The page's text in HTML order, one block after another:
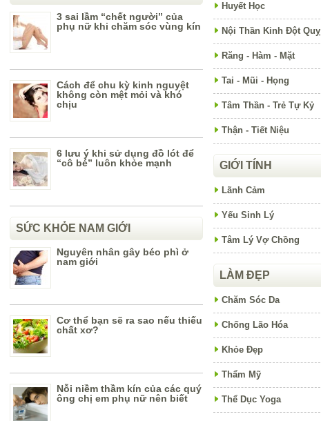
3 sai lầm “chết người” của
phụ nữ khi chăm sóc vùng kín
Cách để chu kỳ kinh nguyệt
không còn mệt mỏi và khó
chịu
6 lưu ý khi sử dụng đồ lót để
“cô bé” luôn khỏe mạnh
SỨC KHỎE NAM GIỚI
Nguyên nhân gây béo phì ở
nam giới
Cơ thể bạn sẽ ra sao nếu thiếu
chất xơ?
Nỗi niềm thầm kín của các quý
ông chị em phụ nữ nên biết
Huyết Học
Nội Thần Kinh Đột Quỵ
Răng - Hàm - Mặt
Tai - Mũi - Họng
Tâm Thần - Trẻ Tự Kỷ
Thận - Tiết Niệu
GIỚI TÍNH
Lãnh Cảm
Yếu Sinh Lý
Tâm Lý Vợ Chồng
LÀM ĐẸP
Chăm Sóc Da
Chống Lão Hóa
Khỏe Đẹp
Thẩm Mỹ
Thể Dục Yoga